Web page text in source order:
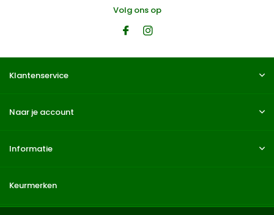
Volg ons op
Klantenservice
Naar je account
Informatie
Keurmerken